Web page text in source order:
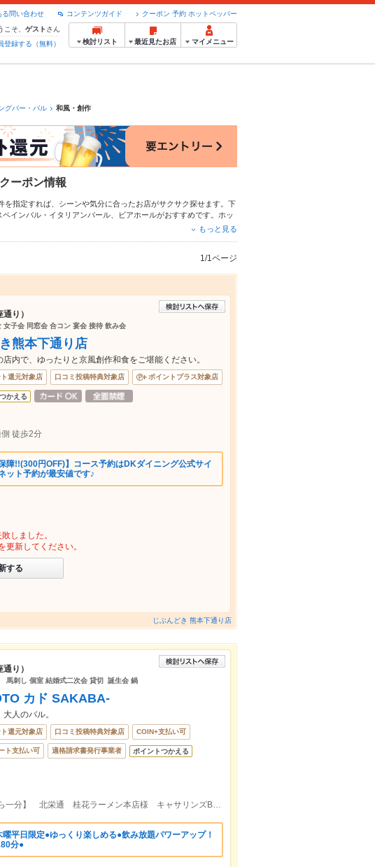
クーポン 予約 ホットペッパー
コンテンツガイド
る問い合わせ
こそ、 ゲスト さん
登録する（無料）
検討リスト 最近見たお店 マイメニュー
グバー・バル 和風・創作
ーポン情報
指定すれば、シーンや気分に合ったお店がサクサク探せます。下
ペインバル・イタリアンバール ビアホールがおすすめです。ホッ
おすすめ料理など、お店の最新情報をご紹介しているので安心！
もっと見る
1/1ページ
り）
子会 同窓会 合コン 宴会 接待 飲み会
熊本下通り店
内で、ゆったりと京風創作和食をご堪能ください。
還元対象店 口コミ投稿特典対象店 ポイントプラス対象店
かえる
徒歩2分
保障!!(300円OFF)】コース予約はDKダイニング公式サイ
ット予約が最安値です♪
しました。
更新してください。
する
じぶんどき 熊本下通り店
り）
馬刺し 個室 結婚式二次会 貸切 誕生会 鍋
カド SAKABA-
人のバル。
還元対象店 口コミ投稿特典対象店 COIN+支払い可
ト支払い可 適格請求書発行事業者 ポイントつかえる
【熊本下通アーケードから一分】 北栄通 桂花ラーメン本店様 キャサリンズBAR様 向かい1F角
曜平日限定●ゆっくり楽しめる●飲み放題パワーアップ！
分●